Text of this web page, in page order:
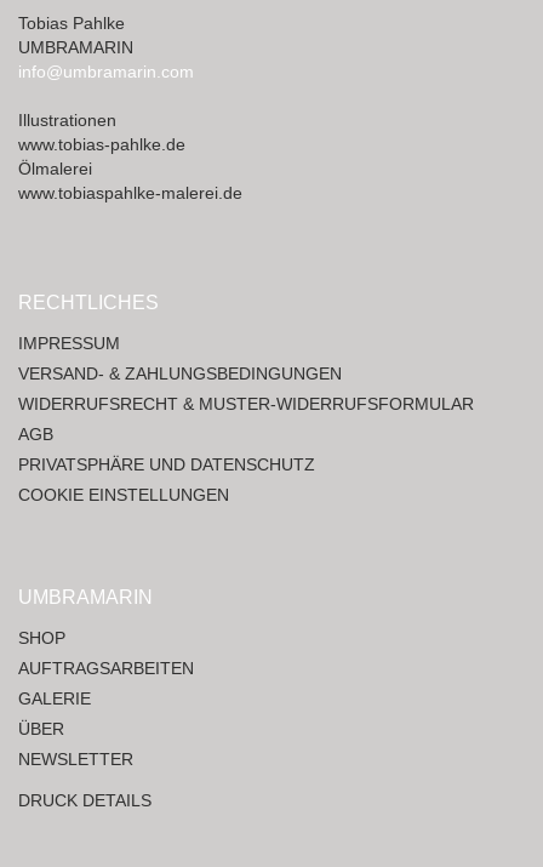
Tobias Pahlke
UMBRAMARIN
info@umbramarin.com
Illustrationen
www.tobias-pahlke.de
Ölmalerei
www.tobiaspahlke-malerei.de
RECHTLICHES
IMPRESSUM
VERSAND- & ZAHLUNGSBEDINGUNGEN
WIDERRUFSRECHT & MUSTER-WIDERRUFSFORMULAR
AGB
PRIVATSPHÄRE UND DATENSCHUTZ
COOKIE EINSTELLUNGEN
UMBRAMARIN
SHOP
AUFTRAGSARBEITEN
GALERIE
ÜBER
NEWSLETTER
DRUCK DETAILS